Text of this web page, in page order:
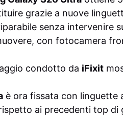
grazie a nuove
senza intervenire
con fotocamera
condotto da iFixit
è ora fissata con linguette
ai precedenti top di